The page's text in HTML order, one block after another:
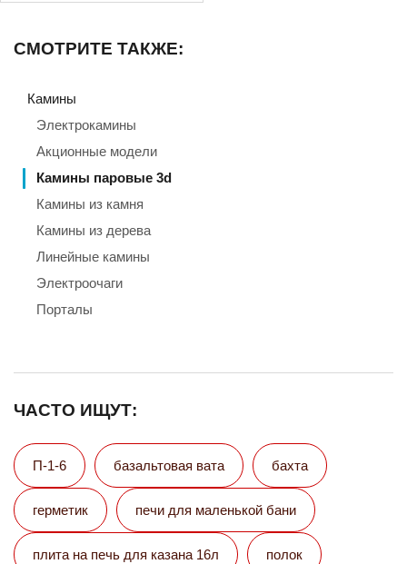
СМОТРИТЕ ТАКЖЕ:
Камины
Электрокамины
Акционные модели
Камины паровые 3d
Камины из камня
Камины из дерева
Линейные камины
Электроочаги
Порталы
ЧАСТО ИЩУТ:
П-1-6 базальтовая вата бахта
герметик печи для маленькой бани
плита на печь для казана 16л полок